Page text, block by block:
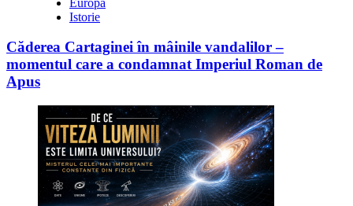
Istorie
Căderea Cartaginei în mâinile vandalilor –
momentul care a condamnat Imperiul Roman de
Apus